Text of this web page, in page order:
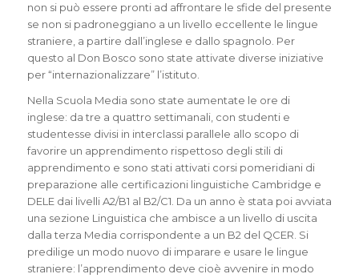
non si può essere pronti ad affrontare le sfide del presente
se non si padroneggiano a un livello eccellente le lingue
straniere, a partire dall’inglese e dallo spagnolo. Per
questo al Don Bosco sono state attivate diverse iniziative
per “internazionalizzare” l’istituto.
Nella Scuola Media sono state aumentate le ore di
inglese: da tre a quattro settimanali, con studenti e
studentesse divisi in interclassi parallele allo scopo di
favorire un apprendimento rispettoso degli stili di
apprendimento e sono stati attivati corsi pomeridiani di
preparazione alle certificazioni linguistiche Cambridge e
DELE dai livelli A2/B1 al B2/C1. Da un anno è stata poi avviata
una sezione Linguistica che ambisce a un livello di uscita
dalla terza Media corrispondente a un B2 del QCER. Si
predilige un modo nuovo di imparare e usare le lingue
straniere: l’apprendimento deve cioè avvenire in modo